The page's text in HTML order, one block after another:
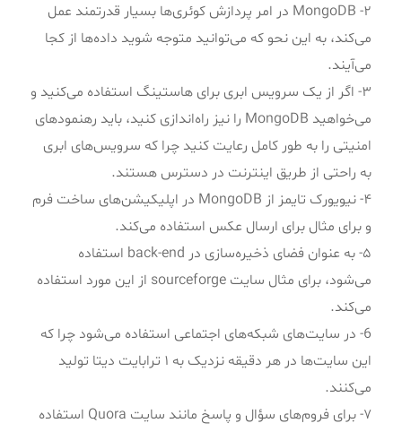
۲- MongoDB در امر پردازش کوئری‌ها بسیار قدرتمند عمل
می‌کند، به این نحو که می‌توانید متوجه شوید داده‌ها از کجا
می‌آیند.
۳- اگر از یک سرویس ابری برای هاستینگ استفاده می‌کنید و
می‌خواهید MongoDB را نیز راه‌اندازی کنید، باید رهنمودهای
امنیتی را به طور کامل رعایت کنید چرا که سرویس‌های ابری
به راحتی از طریق اینترنت در دسترس هستند.
۴- نیویورک تایمز از MongoDB در اپلیکیشن‌های ساخت فرم
و برای مثال برای ارسال عکس استفاده می‌کند.
۵- به عنوان فضای ذخیره‌سازی در back-end استفاده
می‌شود، برای مثال سایت sourceforge از این مورد استفاده
می‌کند.
6- در سایت‌های شبکه‌های اجتماعی استفاده می‌شود چرا که
این سایت‌ها در هر دقیقه نزدیک به ۱ ترابایت دیتا تولید
می‌کنند.
۷- برای فروم‌های سؤال و پاسخ مانند سایت Quora استفاده